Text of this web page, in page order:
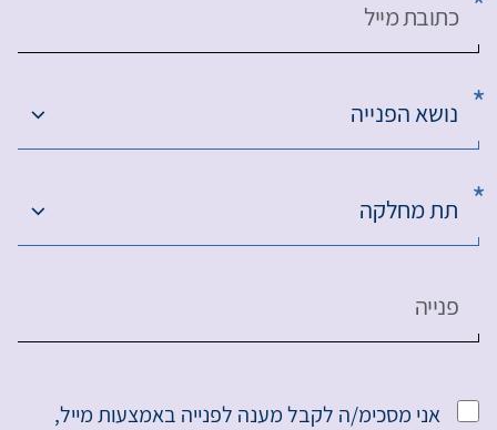
כתובת מייל
נושא הפנייה
תת מחלקה
פנייה
אני מסכימ/ה לקבל מענה לפנייה באמצעות מייל,